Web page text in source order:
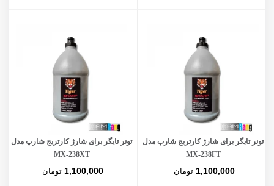
تونر تایگر برای شارژ کارتریج شارپ مدل
MX-238FT
1,100,000 تومان
تونر تایگر برای شارژ کارتریج شارپ مدل
MX-238XT
1,100,000 تومان